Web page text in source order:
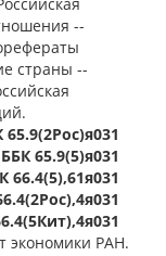
--
страны --
65.9(2Рос)я031
ББК 65.9(5)я031
66.4(5),61я031
экономики РАН.